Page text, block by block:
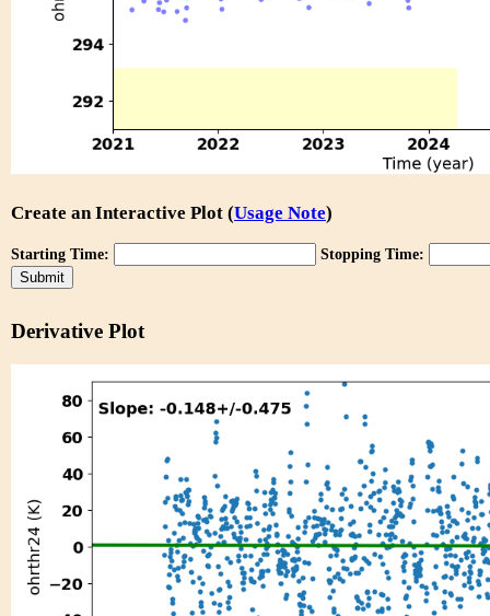
Create an Interactive Plot (Usage Note)
Starting Time: Stopping Time:
Derivative Plot